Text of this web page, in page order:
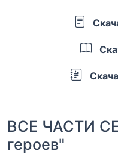
ВСЕ ЧАСТИ
героев"